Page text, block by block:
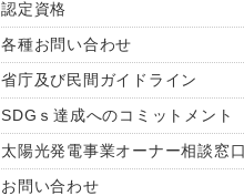
認定資格
各種お問い合わせ
省庁及び民間ガイドライン
SDGｓ達成へのコミットメント
太陽光発電事業オーナー相談窓口
お問い合わせ